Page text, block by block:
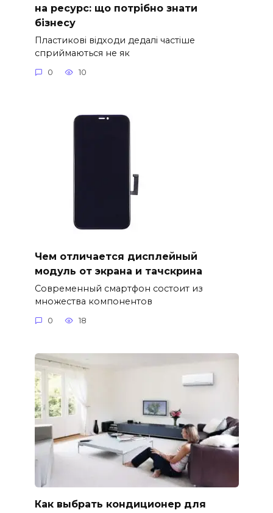
на ресурс: що потрібно знати
бізнесу
Пластикові відходи дедалі частіше
сприймаються не як
0 10
Чем отличается дисплейный
модуль от экрана и тачскрина
Современный смартфон состоит из
множества компонентов
0 18
Как выбрать кондиционер для